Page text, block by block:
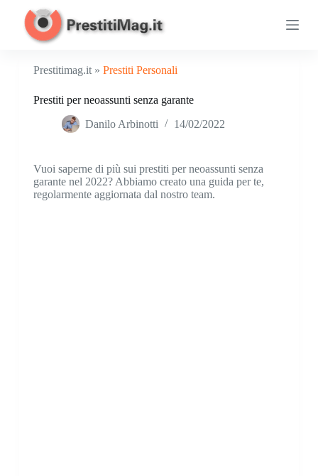
Prestitimag.it » Prestiti Personali
Prestiti per neoassunti senza garante
Danilo Arbinotti 14/02/2022
Vuoi saperne di più sui prestiti per neoassunti senza
garante nel 2022? Abbiamo creato una guida per te,
regolarmente aggiornata dal nostro team.